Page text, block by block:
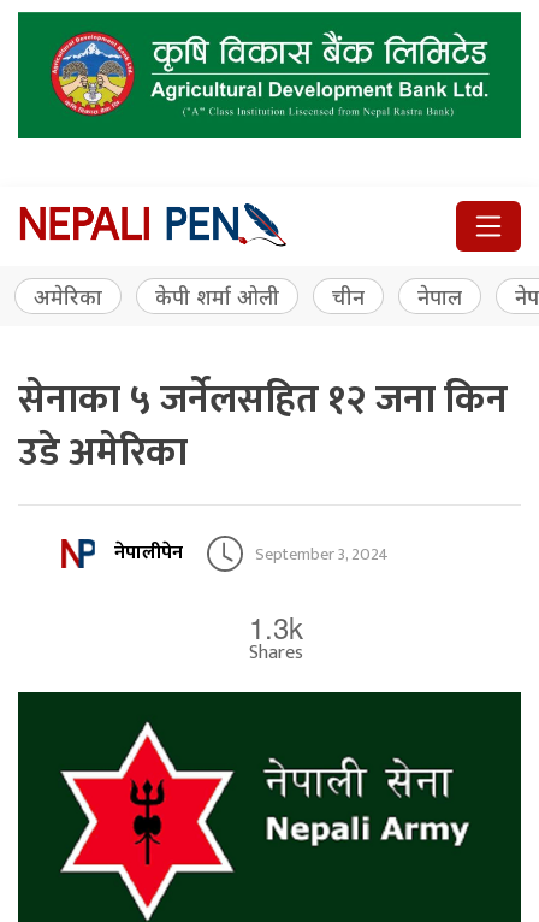
अमेरिका केपी शर्मा ओली चीन नेपाल
सेनाका ५ जर्नेलसहित १२ जना किन
उडे अमेरिका
नेपालीपेन September 3, 2024
1.3k
Shares